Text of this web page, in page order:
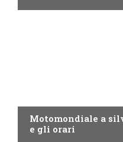
Motomondiale a
e gli orari